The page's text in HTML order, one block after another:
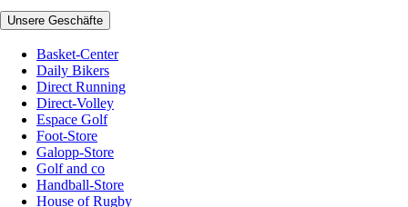
Unsere Geschäfte
Basket-Center
Daily Bikers
Direct Running
Direct-Volley
Espace Golf
Foot-Store
Galopp-Store
Golf and co
Handball-Store
House of Rugby